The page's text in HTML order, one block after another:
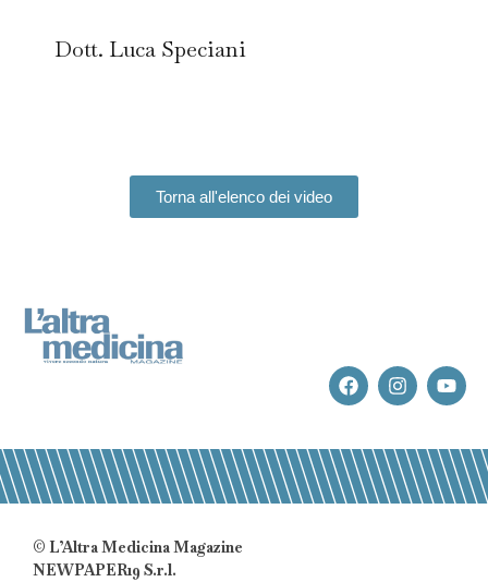
Dott. Luca Speciani
Torna all'elenco dei video
© L’Altra Medicina Magazine
NEWPAPER19 S.r.l.